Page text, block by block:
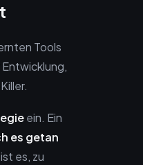
Tools
ein. Ein
es getan
es, zu